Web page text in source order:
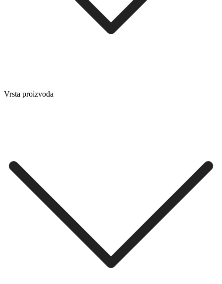
Vrsta proizvoda